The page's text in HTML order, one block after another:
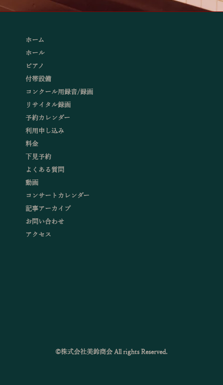
ホーム
ホール
ピアノ
付帯設備
コンクール用録音/録画
リサイタル録画
予約カレンダー
利用申し込み
料金
下見予約
よくある質問
動画
コンサートカレンダー
記事アーカイブ
お問い合わせ
アクセス
©株式会社美鈴商会 All rights Reserved.